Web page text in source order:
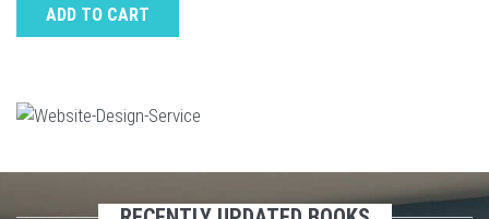
ADD TO CART